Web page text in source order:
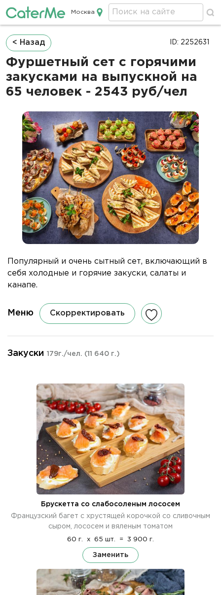
Кейтеринг в Москве
Москва
Строка
навигации
< Назад
Фуршетный сет с горячими
закусками на выпускной на
65 человек - 2543 руб/чел
ID: 2252631
Популярный и очень сытный сет, включающий в
себя холодные и горячие закуски, салаты и
канапе.
Меню Скорректировать
Закуски 179г./чел. (11 640 г.)
Брускетта со слабосоленым лососем
Французский багет с хрустящей корочкой со сливочным
сыром, лососем и вяленым томатом
60 г. x 65 шт. = 3 900 г.
Заменить